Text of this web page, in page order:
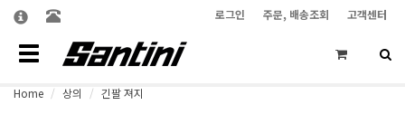
로그인 주문, 배송조회 고객센터
Toggle
navigation
Home 상의 긴팔 져지